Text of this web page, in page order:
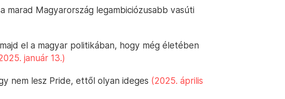
marad Magyarország legambiciózusabb vasúti
el a magyar politikában, hogy még életében
január 13.)
nem lesz Pride, ettől olyan ideges (2025. április